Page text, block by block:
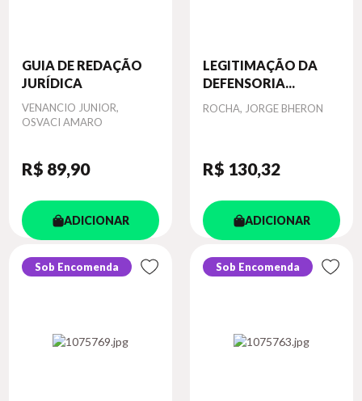
GUIA DE REDAÇÃO
JURÍDICA
Autor
VENANCIO JUNIOR,
OSVACI AMARO
R$ 89,90
ADICIONAR
LEGITIMAÇÃO DA
DEFENSORIA...
Autor
ROCHA, JORGE BHERON
R$ 130,32
ADICIONAR
Sob Encomenda Sob Encomenda